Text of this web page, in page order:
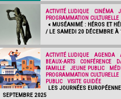
ACTIVITÉ LUDIQUE CINÉMA
PROGRAMMATION CULTURELLE
« MUSÉANIMÉ : HÉROS ET
/ LE SAMEDI 20 DÉCEMBRE À
ACTIVITÉ LUDIQUE AGENDA
BEAUX-ARTS/ CONFÉRENCE
FAMILLE
JEUNE PUBLIC/
PROGRAMMATION CULTURELLE
PUBLIC/ VISITE GUIDÉE
LES JOURNÉES
SEPTEMBRE 2025